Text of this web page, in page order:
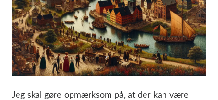
Jeg skal gøre opmærksom på, at der kan være